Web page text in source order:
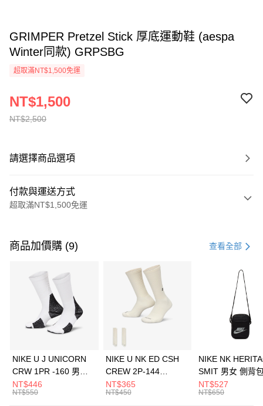
GRIMPER Pretzel Stick 厚底運動鞋 (aespa
Winter同款) GRPSBG
超取滿NT$1,500免運
NT$2,500
NT$1,500
請選擇商品選項
付款與運送方式
超取滿NT$1,500免運
信用卡一次付款
3 期 0 利率 每期 21家銀行
合作金庫商業銀行
第一商業銀行
華南商業銀行
彰化商業銀行
上海商業儲蓄銀行
元大商業銀行
Apple Pay
全盈+PAY
AFTEE先享後付
商品加價購 (9) 查看全部
NIKE U J UNICORN
CRW 1PR -160 男女
中統襪 FZ3393100
NT$446
NT$550
NIKE U NK ED CSH
CREW 2P-144
EMBRDY 男女 短統襪
FZ3073133
NT$365
NT$450
NIKE NK
SMIT 男女 側背
BA5871010
NT$527
NT$650